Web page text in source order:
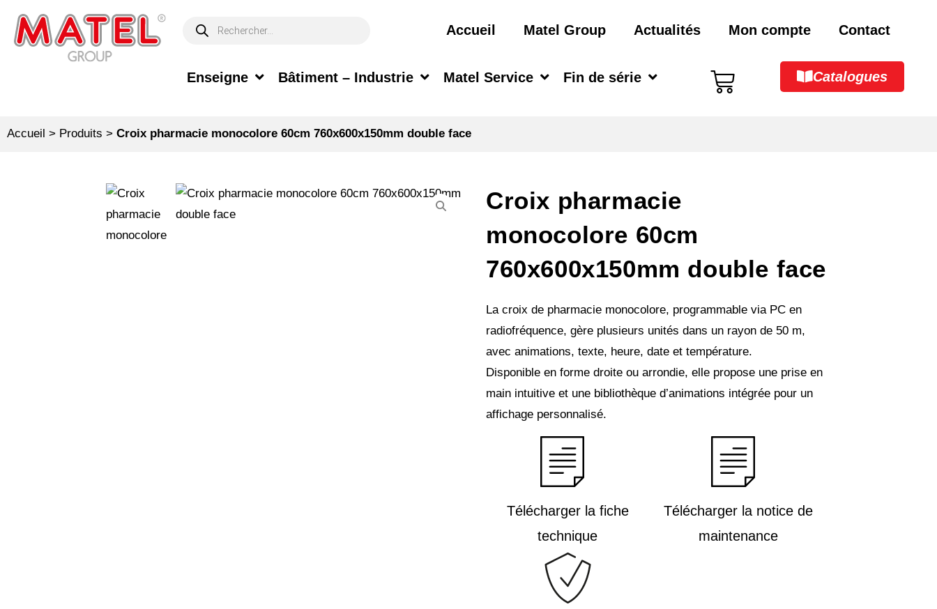
Accueil Matel Group Actualités Mon compte Contact
Enseigne Bâtiment – Industrie Matel Service Fin de série Catalogues
Accueil > Produits > Croix pharmacie monocolore 60cm 760x600x150mm double face
Croix pharmacie
monocolore 60cm
760x600x150mm double face
La croix de pharmacie monocolore, programmable via PC en
radiofréquence, gère plusieurs unités dans un rayon de 50 m,
avec animations, texte, heure, date et température.
Disponible en forme droite ou arrondie, elle propose une prise en
main intuitive et une bibliothèque d’animations intégrée pour un
affichage personnalisé.
Télécharger la fiche
technique
Télécharger la notice de
maintenance